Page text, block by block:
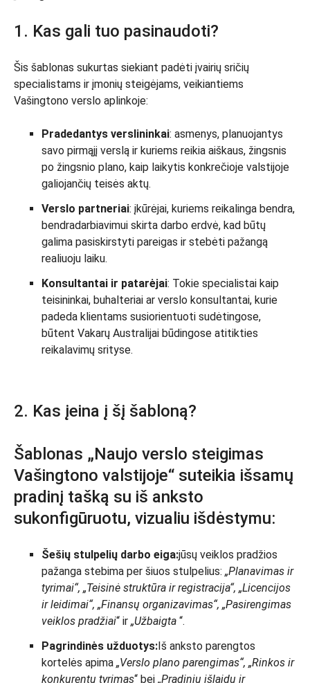
1. Kas gali tuo pasinaudoti?
Šis šablonas sukurtas siekiant padėti įvairių sričių
specialistams ir įmonių steigėjams, veikiantiems
Vašingtono verslo aplinkoje:
Pradedantys verslininkai: asmenys, planuojantys
savo pirmąjį verslą ir kuriems reikia aiškaus, žingsnis
po žingsnio plano, kaip laikytis konkrečioje valstijoje
galiojančių teisės aktų.
Verslo partneriai: įkūrėjai, kuriems reikalinga bendra,
bendradarbiavimui skirta darbo erdvė, kad būtų
galima pasiskirstyti pareigas ir stebėti pažangą
realiuoju laiku.
Konsultantai ir patarėjai: Tokie specialistai kaip
teisininkai, buhalteriai ar verslo konsultantai, kurie
padeda klientams susiorientuoti sudėtingose,
būtent Vakarų Australijai būdingose atitikties
reikalavimų srityse.
2. Kas įeina į šį šabloną?
Šablonas „Naujo verslo steigimas
Vašingtono valstijoje“ suteikia išsamų
pradinį tašką su iš anksto
sukonfigūruotu, vizualiu išdėstymu:
Šešių stulpelių darbo eiga:jūsų veiklos pradžios
pažanga stebima per šiuos stulpelius: „Planavimas ir
tyrimai“, „Teisinė struktūra ir registracija“, „Licencijos
ir leidimai“, „Finansų organizavimas“, „Pasirengimas
veiklos pradžiai“ ir „Užbaigta “.
Pagrindinės užduotys: Iš anksto parengtos
kortelės apima „Verslo plano parengimas“, „Rinkos ir
konkurentų tyrimas“ bei „Pradinių išlaidų ir